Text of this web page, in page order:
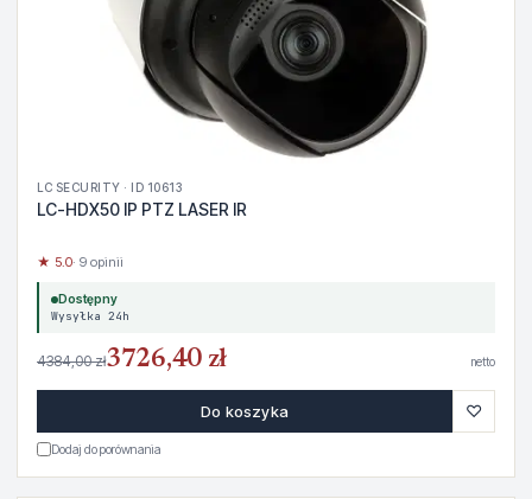
LC SECURITY · ID 10613
LC-HDX50 IP PTZ LASER IR
★ 5.0· 9 opinii
Dostępny
Wysyłka 24h
4384,00 zł3726,40 zł netto
Do koszyka ♡
Dodaj do porównania